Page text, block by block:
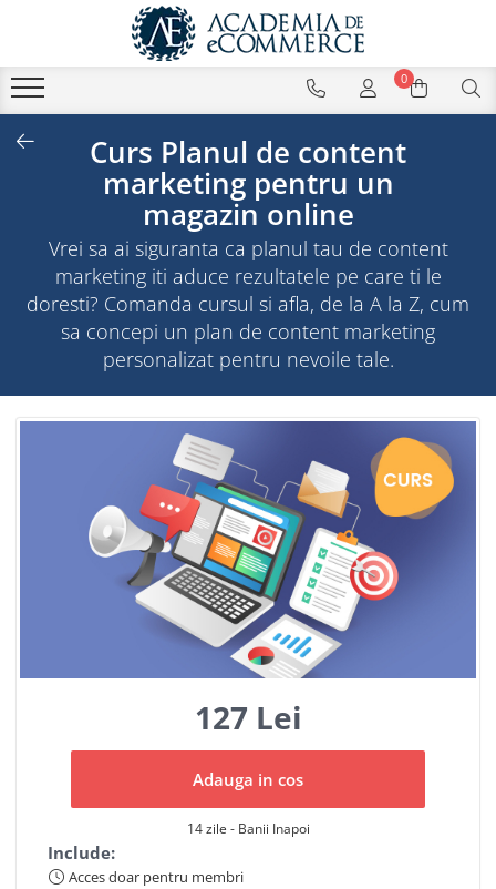
0
Curs Planul de content
marketing pentru un
magazin online
Vrei sa ai siguranta ca planul tau de content
marketing iti aduce rezultatele pe care ti le
doresti? Comanda cursul si afla, de la A la Z, cum
sa concepi un plan de content marketing
personalizat pentru nevoile tale.
127 Lei
Adauga in cos
14 zile - Banii Inapoi
Include:
Acces doar pentru membri